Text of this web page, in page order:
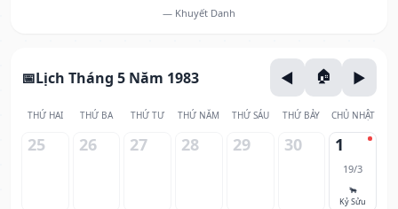
— Khuyết Danh
Lịch Tháng 5 Năm 1983
THỨ HAI THỨ BA THỨ TƯ THỨ NĂM THỨ SÁU THỨ BẢY CHỦ NHẬT
25 26 27 28 29 30 1
19/3
🐂
Kỷ Sửu